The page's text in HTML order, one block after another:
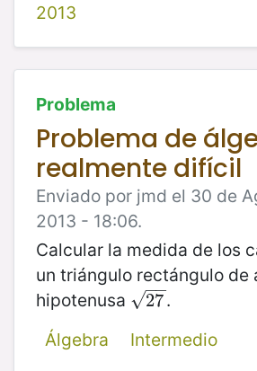
2013
Problema
Problema de
realmente difícil
Enviado por jmd el 30 de
2013 - 18:06.
Calcular la medida de los
un triángulo rectángulo de
hipotenusa
27
−−
√
27
.
Álgebra
Intermedio